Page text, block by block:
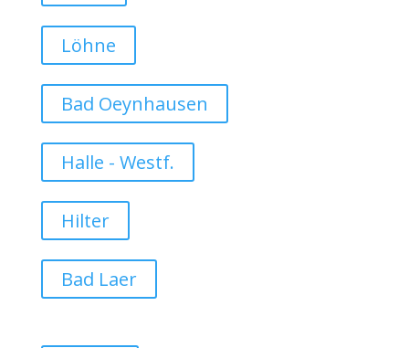
Löhne
Bad Oeynhausen
Halle - Westf.
Hilter
Bad Laer